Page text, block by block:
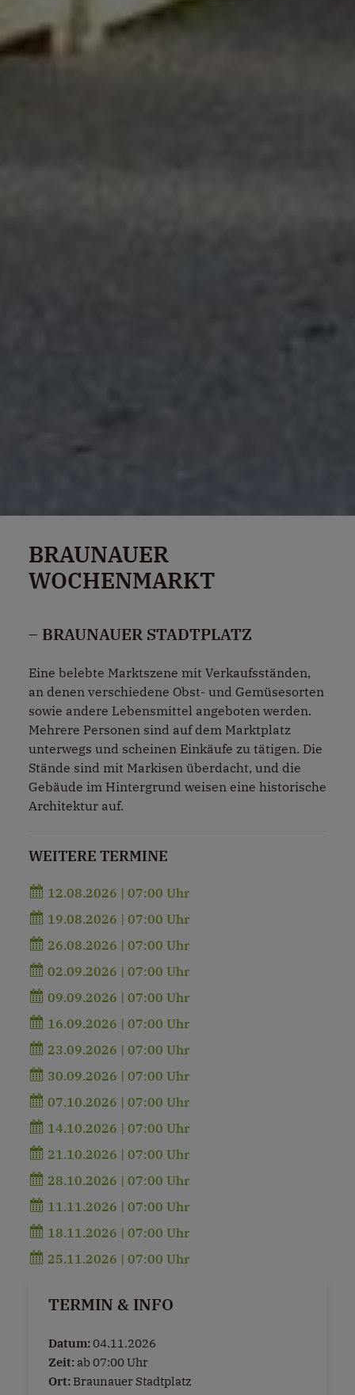
BRAUNAUER
WOCHENMARKT
– BRAUNAUER STADTPLATZ
Eine belebte Marktszene mit Verkaufsständen,
an denen verschiedene Obst- und Gemüsesorten
sowie andere Lebensmittel angeboten werden.
Mehrere Personen sind auf dem Marktplatz
unterwegs und scheinen Einkäufe zu tätigen. Die
Stände sind mit Markisen überdacht, und die
Gebäude im Hintergrund weisen eine historische
Architektur auf.
WEITERE TERMINE
12.08.2026 | 07:00 Uhr
19.08.2026 | 07:00 Uhr
26.08.2026 | 07:00 Uhr
02.09.2026 | 07:00 Uhr
09.09.2026 | 07:00 Uhr
16.09.2026 | 07:00 Uhr
23.09.2026 | 07:00 Uhr
30.09.2026 | 07:00 Uhr
07.10.2026 | 07:00 Uhr
14.10.2026 | 07:00 Uhr
21.10.2026 | 07:00 Uhr
28.10.2026 | 07:00 Uhr
11.11.2026 | 07:00 Uhr
18.11.2026 | 07:00 Uhr
25.11.2026 | 07:00 Uhr
TERMIN & INFO
Datum:04.11.2026
Zeit: ab 07:00 Uhr
Ort: Braunauer Stadtplatz